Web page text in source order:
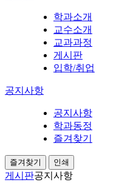
학과소개
교수소개
교과과정
게시판
입학/취업
공지사항
공지사항
학과동정
즐겨찾기
즐겨찾기 인쇄
게시판공지사항